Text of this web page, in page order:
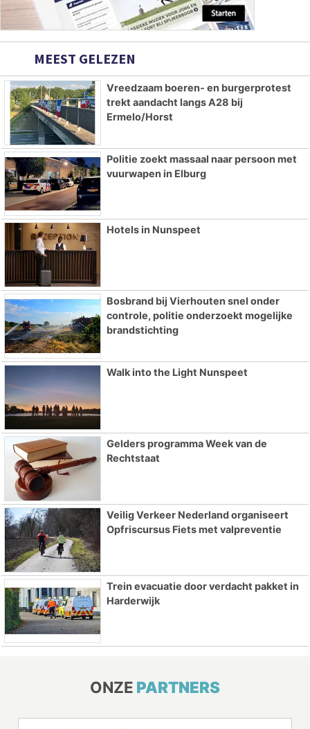
MEEST GELEZEN
Vreedzaam boeren- en burgerprotest
trekt aandacht langs A28 bij
Ermelo/Horst
Politie zoekt massaal naar persoon met
vuurwapen in Elburg
Hotels in Nunspeet
Bosbrand bij Vierhouten snel onder
controle, politie onderzoekt mogelijke
brandstichting
Walk into the Light Nunspeet
Gelders programma Week van de
Rechtstaat
Veilig Verkeer Nederland organiseert
Opfriscursus Fiets met valpreventie
Trein evacuatie door verdacht pakket in
Harderwijk
ONZE PARTNERS